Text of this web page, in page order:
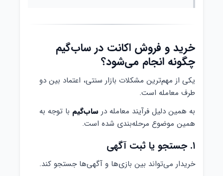
خرید و فروش اکانت در ساب‌گیم
چگونه انجام می‌شود؟
یکی از مهم‌ترین مشکلات بازار سنتی، اعتماد بین دو
طرف معامله است.
به همین دلیل فرآیند معامله در ساب‌گیم با توجه به
همین موضوع مرحله‌بندی شده است.
۱. جستجو یا ثبت آگهی
خریدار می‌تواند بین بازی‌ها و آگهی‌ها جستجو کند.